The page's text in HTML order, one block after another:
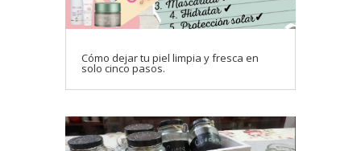
Cómo dejar tu piel limpia y fresca en
solo cinco pasos.